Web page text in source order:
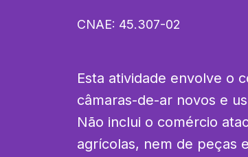
CNAE: 45.307-02
Esta atividade envolve o
câmaras-de-ar novos e
Não inclui o comércio
agrícolas, nem de peças